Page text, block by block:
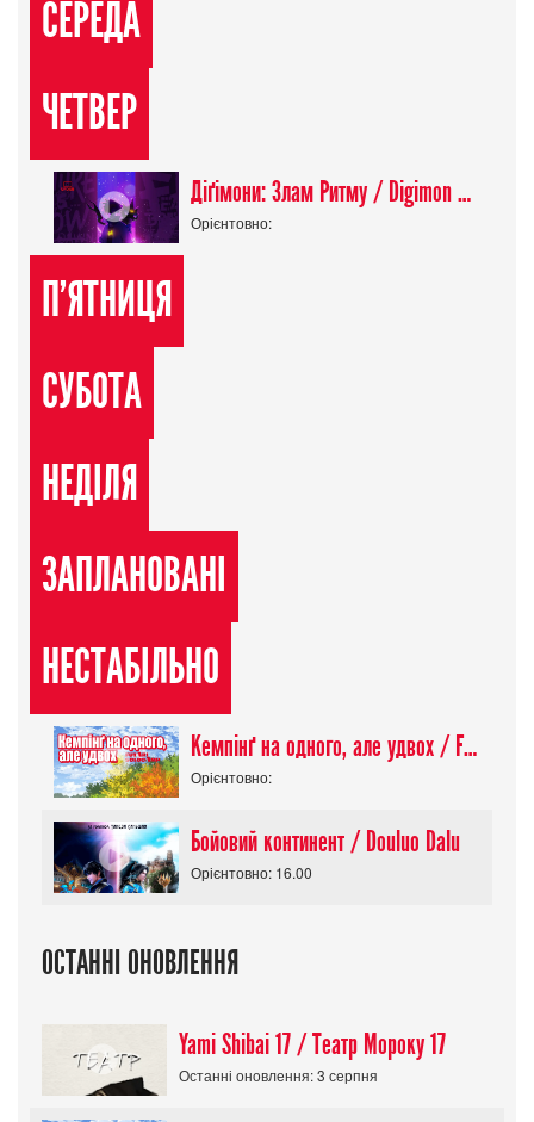
СЕРЕДА
ЧЕТВЕР
Діґімони: Злам Ритму / Digimon Beatbreak
Орієнтовно:
П'ЯТНИЦЯ
СУБОТА
НЕДІЛЯ
ЗАПЛАНОВАНІ
НЕСТАБІЛЬНО
Кемпінґ на одного, але удвох / Futari Solo Camp
Орієнтовно:
Бойовий континент / Douluo Dalu
Орієнтовно: 16.00
ОСТАННІ ОНОВЛЕННЯ
Yami Shibai 17 / Театр Мороку 17
Останні оновлення: 3 серпня